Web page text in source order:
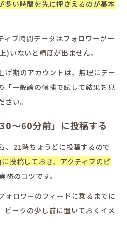
多い時間を先に押さえるのが基本
ィブ時間データはフォロワーが一
)いないと精度が出ません。
げ期のアカウントは、無理にデー
「一般論の候補で試して結果を見
い。
〜60分前」に投稿する
、21時ちょうどに投稿するので
投稿しておき、アクティブのピ
務のコツです。
ォロワーのフィードに乗るまでに
ピークの少し前に置いておくイメ